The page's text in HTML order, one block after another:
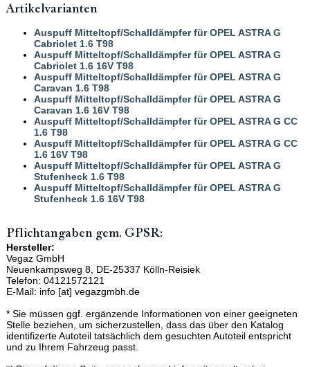
Artikelvarianten
Auspuff Mitteltopf/Schalldämpfer für OPEL ASTRA G
Cabriolet 1.6 T98
Auspuff Mitteltopf/Schalldämpfer für OPEL ASTRA G
Cabriolet 1.6 16V T98
Auspuff Mitteltopf/Schalldämpfer für OPEL ASTRA G
Caravan 1.6 T98
Auspuff Mitteltopf/Schalldämpfer für OPEL ASTRA G
Caravan 1.6 16V T98
Auspuff Mitteltopf/Schalldämpfer für OPEL ASTRA G CC
1.6 T98
Auspuff Mitteltopf/Schalldämpfer für OPEL ASTRA G CC
1.6 16V T98
Auspuff Mitteltopf/Schalldämpfer für OPEL ASTRA G
Stufenheck 1.6 T98
Auspuff Mitteltopf/Schalldämpfer für OPEL ASTRA G
Stufenheck 1.6 16V T98
Pflichtangaben gem. GPSR:
Hersteller:
Vegaz GmbH
Neuenkampsweg 8, DE-25337 Kölln-Reisiek
Telefon: 04121572121
E-Mail: info [at] vegazgmbh.de
* Sie müssen ggf. ergänzende Informationen von einer geeigneten
Stelle beziehen, um sicherzustellen, dass das über den Katalog
identifizerte Autoteil tatsächlich dem gesuchten Autoteil entspricht
und zu Ihrem Fahrzeug passt.